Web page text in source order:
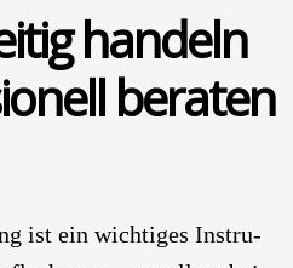
han­deln
bera­ten
ist ein wich­ti­ges Instru­